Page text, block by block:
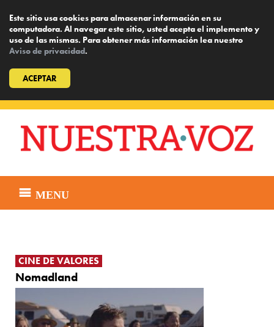
Este sitio usa cookies para almacenar información en su
computadora. Al navegar este sitio, usted acepta el implemento y
uso de las mismas. Para obtener más información lea nuestro
Aviso de privacidad.
ACEPTAR
content
MENU
CINE DE VALORES
Nomadland